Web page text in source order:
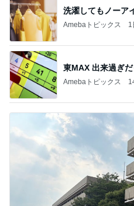
洗濯してもノーア
Amebaトピックス 1
東MAX 出来過ぎ
Amebaトピックス